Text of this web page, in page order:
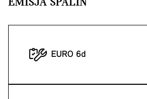
EMISJA SPALIN
EURO 6d